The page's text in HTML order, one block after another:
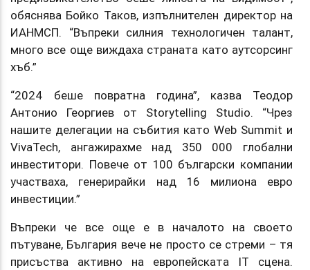
обяснява Бойко Таков, изпълнителен директор на
ИАНМСП. “Въпреки силния технологичен талант,
много все още виждаха страната като аутсорсинг
хъб.”
“2024 беше повратна година”, казва Теодор
Антонио Георгиев от Storytelling Studio. “Чрез
нашите делегации на събития като Web Summit и
VivaTech, ангажирахме над 350 000 глобални
инвеститори. Повече от 100 български компании
участваха, генерирайки над 16 милиона евро
инвестиции.”
Въпреки че все още е в началото на своето
пътуване, България вече не просто се стреми – тя
присъства активно на европейската IT сцена.